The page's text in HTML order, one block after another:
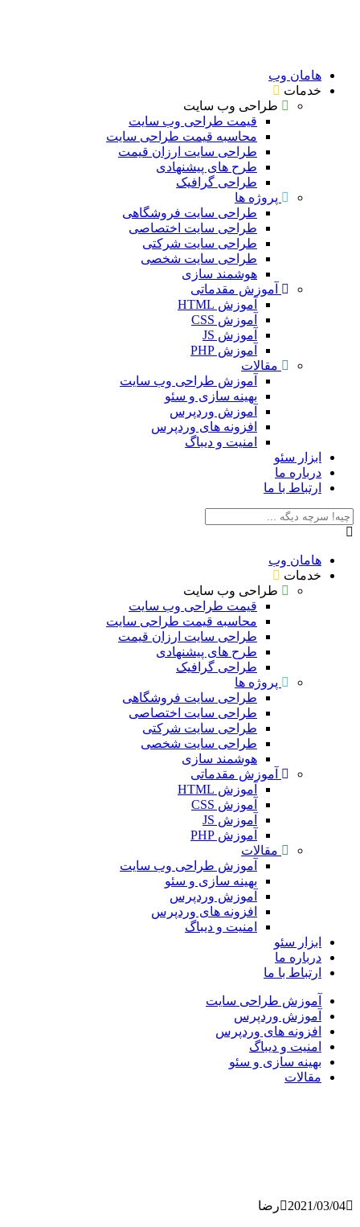
وب
طراحی وب سایت
قیمت طراحی وب سایت
محاسبه قیمت طراحی سایت
طراحی سایت ارزان قیمت
طرح های پیشنهادی
طراحی گرافیک
پروژه ها
طراحی سایت فروشگاهی
طراحی سایت اختصاصی
طراحی سایت شرکتی
طراحی سایت شخصی
هوشمند سازی
آموزش مقدماتی
آموزش HTML
آموزش CSS
آموزش JS
آموزش PHP
مقالات
آموزش طراحی وب سایت
بهینه سازی و سئو
آموزش وردپرس
افزونه های وردپرس
امنیت و دیباگ
سئو
ما
با ما
وب
طراحی وب سایت
قیمت طراحی وب سایت
محاسبه قیمت طراحی سایت
طراحی سایت ارزان قیمت
طرح های پیشنهادی
طراحی گرافیک
پروژه ها
طراحی سایت فروشگاهی
طراحی سایت اختصاصی
طراحی سایت شرکتی
طراحی سایت شخصی
هوشمند سازی
آموزش مقدماتی
آموزش HTML
آموزش CSS
آموزش JS
آموزش PHP
مقالات
آموزش طراحی وب سایت
بهینه سازی و سئو
آموزش وردپرس
افزونه های وردپرس
امنیت و دیباگ
سئو
ما
با ما
طراحی سایت
وردپرس
های وردپرس
و دیباگ
سازی و سئو
رضا